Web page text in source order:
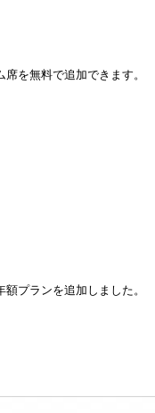
を無料で追加できます。
プランを追加しました。